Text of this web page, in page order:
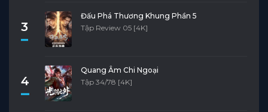
3
Đấu Phá Thương Khung Phần 5
Tập Review 05 [4K]
4
Quang Âm Chi Ngoại
Tập 34/78 [4K]